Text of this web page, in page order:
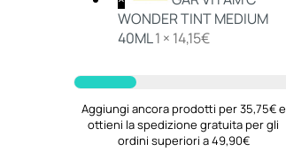
WONDER TINT MEDIUM
40ML1 × 14,15€
Aggiungi ancora prodotti per 35,75€ e
ottieni la spedizione gratuita per gli
ordini superiori a 49,90€